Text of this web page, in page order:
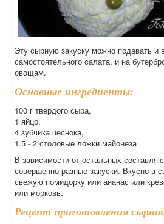
Эту сырную закуску можно подавать и
самостоятельного салата, и на
овощам.
Основные ингредиенты:
100 г твердого сыра,
1 яйцо,
4 зубчика чеснока,
1.5 - 2 столовые ложки майонеза
В зависимости от остальных
совершенно разные закуски. Вкусно в
свежую помидорку или ананас или
или морковь.
Рецепт приготовления